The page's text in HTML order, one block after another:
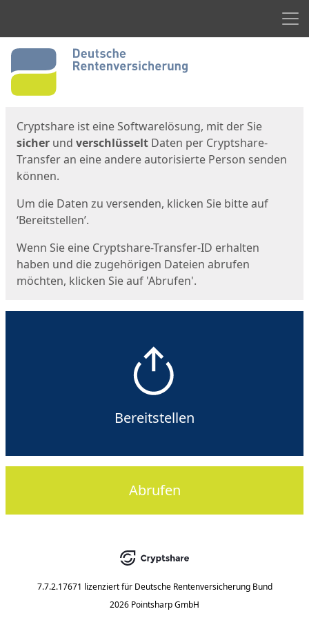
Start
Cryptshare ist eine Softwarelösung, mit der Sie
sicher und verschlüsselt Daten per Cryptshare-
Transfer an eine andere autorisierte Person senden
können.
Um die Daten zu versenden, klicken Sie bitte auf
‘Bereitstellen’.
Wenn Sie eine Cryptshare-Transfer-ID erhalten
haben und die zugehörigen Dateien abrufen
möchten, klicken Sie auf 'Abrufen'.
Bereitstellen
Abrufen
7.7.2.17671 lizenziert für Deutsche Rentenversicherung Bund
2026 Pointsharp GmbH